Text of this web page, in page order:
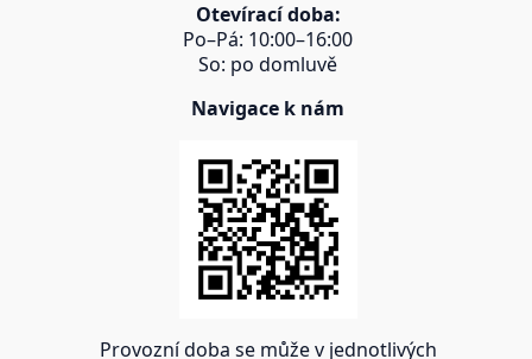
Otevírací doba:
Po–Pá: 10:00–16:00
So: po domluvě
Navigace k nám
Provozní doba se může v jednotlivých